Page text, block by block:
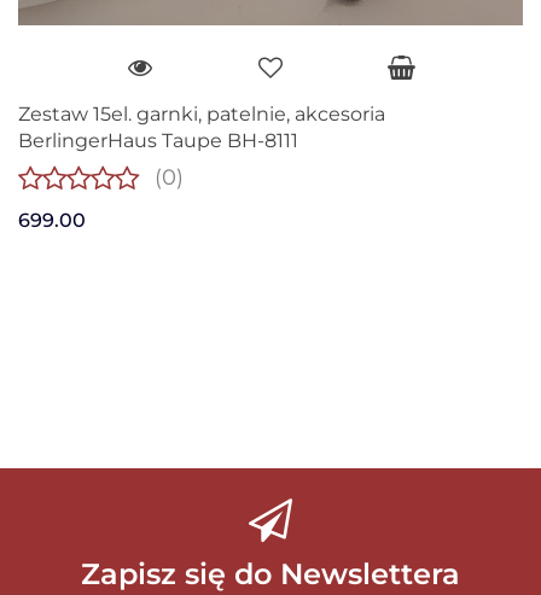
Zestaw 15el. garnki, patelnie, akcesoria
BerlingerHaus Taupe BH-8111
(0)
699.00
Zapisz się do Newslettera